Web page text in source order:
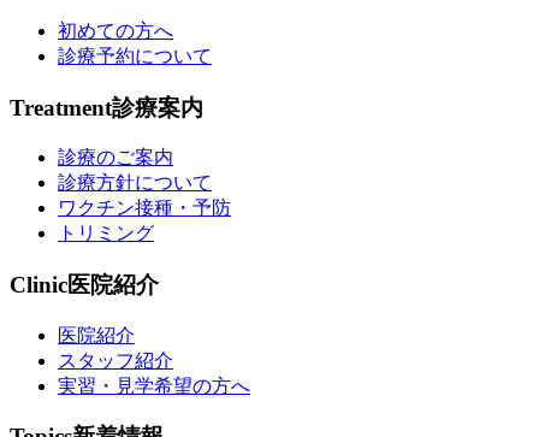
初めての方へ
診療予約について
Treatment診療案内
診療のご案内
診療方針について
ワクチン接種・予防
トリミング
Clinic医院紹介
医院紹介
スタッフ紹介
実習・見学希望の方へ